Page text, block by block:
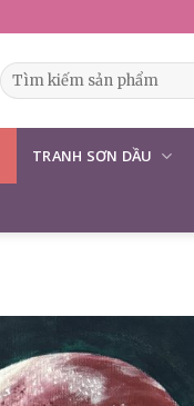
Tìm
kiếm:
TRANH SƠN DẦU